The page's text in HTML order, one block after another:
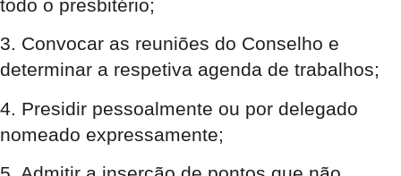
todo o presbitério;
3. Convocar as reuniões do Conselho e
determinar a respetiva agenda de trabalhos;
4. Presidir pessoalmente ou por delegado
nomeado expressamente;